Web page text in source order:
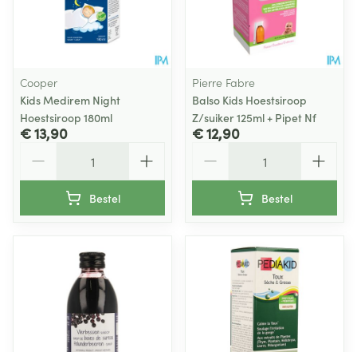
Cooper
Kids Medirem Night
Hoestsiroop 180ml
€ 13,90
Bestel
Pierre Fabre
Balso Kids Hoestsiroop
Z/suiker 125ml + Pipet Nf
€ 12,90
Bestel